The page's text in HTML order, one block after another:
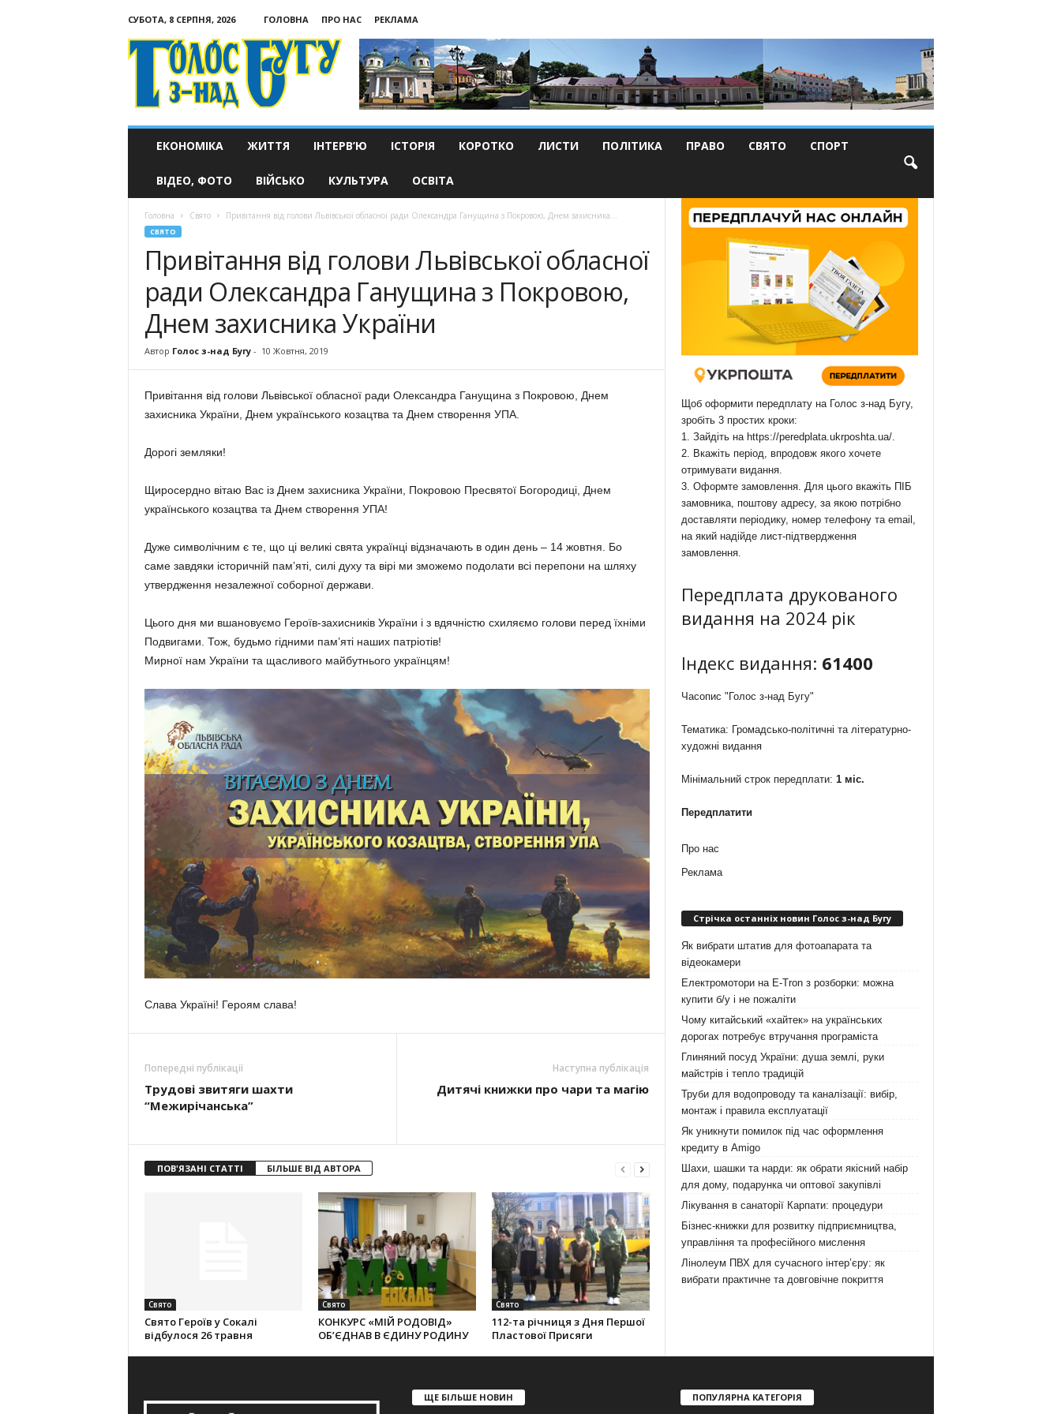
СУБОТА, 8 СЕРПНЯ, 2026 ГОЛОВНА ПРО НАС
РЕКЛАМА
Голос
з-
ЕКОНОМІКА ЖИТТЯ ІНТЕРВ’Ю ІСТОРІЯ КОРОТКО ЛИСТИ ПОЛІТИКА ПРАВО СВЯТО СПОРТ
ВІДЕО, ФОТО ВІЙСЬКО КУЛЬТУРА ОСВІТА
Головна Свято Привітання від голови Львівської обласної ради Олександра Ганущина з Покровою, Днем захисника...
СВЯТО
Привітання від голови Львівської обласної
ради Олександра Ганущина з Покровою,
Днем захисника України
Автор Голос з-над Бугу- 10 Жовтня, 2019
Привітання від голови Львівської обласної ради Олександра Ганущина з Покровою, Днем
захисника України, Днем українського козацтва та Днем створення УПА.
Дорогі земляки!
Щиросердно вітаю Вас із Днем захисника України, Покровою Пресвятої Богородиці, Днем
українського козацтва та Днем створення УПА!
Дуже символічним є те, що ці великі свята українці відзначають в один день – 14 жовтня. Бо
саме завдяки історичній пам’яті, силі духу та вірі ми зможемо подолати всі перепони на шляху
утвердження незалежної соборної держави.
Цього дня ми вшановуємо Героїв-захисників України і з вдячністю схиляємо голови перед їхніми
Подвигами. Тож, будьмо гідними пам’яті наших патріотів!
Мирної нам України та щасливого майбутнього українцям!
Слава Україні! Героям слава!
Попередні публікації
Трудові звитяги шахти
“Межирічанська”
Наступна публікація
Дитячі книжки про чари та магію
ПОВ'ЯЗАНІ СТАТТІ БІЛЬШЕ ВІД АВТОРА
Свято
Свято Героїв у Сокалі
відбулося 26 травня
Свято
КОНКУРС «МІЙ РОДОВІД»
ОБ’ЄДНАВ В ЄДИНУ РОДИНУ
Свято
112-та річниця з Дня Першої
Пластової Присяги
Щоб оформити передплату на Голос з-над Бугу,
зробіть 3 простих кроки:
1. Зайдіть на https://peredplata.ukrposhta.ua/.
2. Вкажіть період, впродовж якого хочете
отримувати видання.
3. Оформте замовлення. Для цього вкажіть ПІБ
замовника, поштову адресу, за якою потрібно
доставляти періодику, номер телефону та email,
на який надійде лист-підтвердження
замовлення.
Передплата друкованого
видання на 2024 рік
Індекс видання: 61400
Часопис "Голос з-над Бугу"
Тематика: Громадсько-політичні та літературно-
художні видання
Мінімальний строк передплати: 1 міс.
Передплатити
Про нас
Реклама
Стрічка останніх новин Голос з-над Бугу
Як вибрати штатив для фотоапарата та
відеокамери
Електромотори на E-Tron з розборки: можна
купити б/у і не пожаліти
Чому китайський «хайтек» на українських
дорогах потребує втручання програміста
Глиняний посуд України: душа землі, руки
майстрів і тепло традицій
Труби для водопроводу та каналізації: вибір,
монтаж і правила експлуатації
Як уникнути помилок під час оформлення
кредиту в Amigo
Шахи, шашки та нарди: як обрати якісний набір
для дому, подарунка чи оптової закупівлі
Лікування в санаторії Карпати: процедури
Бізнес-книжки для розвитку підприємництва,
управління та професійного мислення
Лінолеум ПВХ для сучасного інтер’єру: як
вибрати практичне та довговічне покриття
ЩЕ БІЛЬШЕ НОВИН ПОПУЛЯРНА КАТЕГОРІЯ